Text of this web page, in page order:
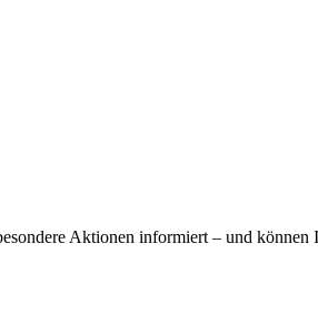
Aktionen informiert – und können